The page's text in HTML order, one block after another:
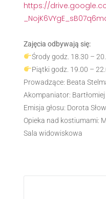
https://
Zajęcia odbywają się:
Środy godz. 18.30 –
Piątki godz. 19.00 –
Prowadzące: Beata
Akompaniator: Bartłomiej
Emisja głosu: Dorota
Opieka nad kostiumami:
Sala widowiskowa